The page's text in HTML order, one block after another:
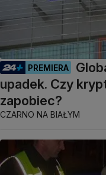
PREMIERA
upadek. Czy
zapobiec?
CZARNO NA BIAŁYM